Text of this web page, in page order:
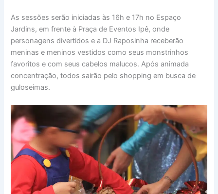
As sessões serão iniciadas às 16h e 17h no Espaço
Jardins, em frente à Praça de Eventos Ipê, onde
personagens divertidos e a DJ Raposinha receberão
meninas e meninos vestidos como seus monstrinhos
favoritos e com seus cabelos malucos. Após animada
concentração, todos sairão pelo shopping em busca de
guloseimas.